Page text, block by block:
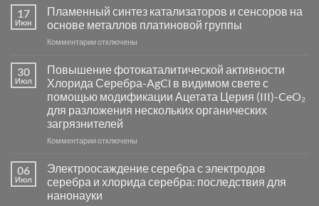
17
Июн
Пламенный синтез катализаторов и сенсоров на
основе металлов платиновой группы
Комментариик
Пламенный
синтез
катализаторов
и
сенсоров
на
основе
группы
отключены
30
Июл
Повышение фотокаталитической активности
Хлорида Серебра-AgCl в видимом свете с
помощью модификации Ацетата Церия (III)-CeO₂
для разложения нескольких органических
загрязнителей
Комментариик
фотокаталитической
активности
Хлорида
отключены
06
Июл
Электроосаждение серебра с электродов
серебра и хлорида серебра: последствия для
нанонауки